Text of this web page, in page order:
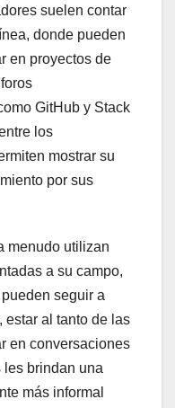
suelen contar
donde pueden
en proyectos de
GitHub y Stack
los
mostrar su
por sus
menudo utilizan
a su campo,
seguir a
estar al tanto de las
en conversaciones
les brindan una
más informal